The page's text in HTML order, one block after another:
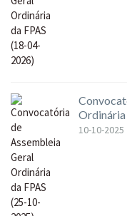
Ordinária
10-10-2025